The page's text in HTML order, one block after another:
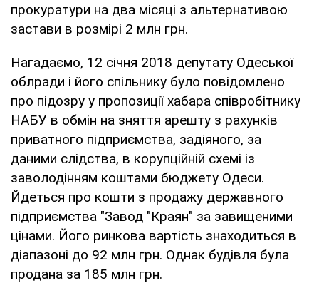
прокуратури на два місяці з альтернативою
застави в розмірі 2 млн грн.
Нагадаємо, 12 січня 2018 депутату Одеської
облради і його спільнику було повідомлено
про підозру у пропозиції хабара співробітнику
НАБУ в обмін на зняття арешту з рахунків
приватного підприємства, задіяного, за
даними слідства, в корупційній схемі із
заволодінням коштами бюджету Одеси.
Йдеться про кошти з продажу державного
підприємства "Завод "Краян" за завищеними
цінами. Його ринкова вартість знаходиться в
діапазоні до 92 млн грн. Однак будівля була
продана за 185 млн грн.